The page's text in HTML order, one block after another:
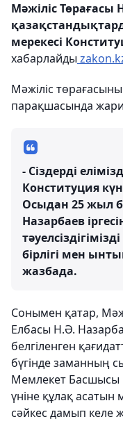
Мәжіліс
мерекесі
хабарлайды
Мәжіліс
парақшасында
- Сіздерді
Конституция
Осыдан 25 жыл
Назарбаев
бірлігі мен
жазбада.
Сонымен қатар,
Елбасы Н.Ә.
белгіленген
бүгінде заманның
Мемлекет Басшысы
үніне құлақ
сәйкес дамып келе